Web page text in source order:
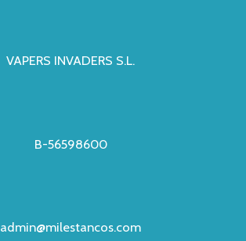
VAPERS INVADERS S.L.
B-56598600
admin@milestancos.com